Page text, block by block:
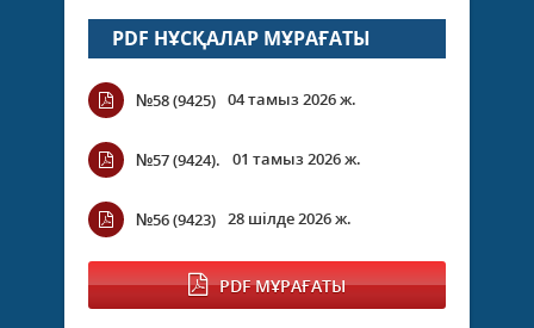
PDF НҰСҚАЛАР МҰРАҒАТЫ
№58 (9425) 04 тамыз 2026 ж.
№57 (9424). 01 тамыз 2026 ж.
№56 (9423) 28 шілде 2026 ж.
PDF МҰРАҒАТЫ